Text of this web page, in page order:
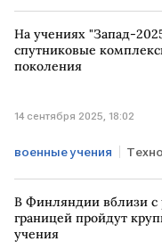
На учениях "Запад-
спутниковые
поколения
14 сентября 2025, 18:02
военные учения
БЕЛОРУССИЯ
безопасность
В Финляндии вблизи с
границей пройдут
учения